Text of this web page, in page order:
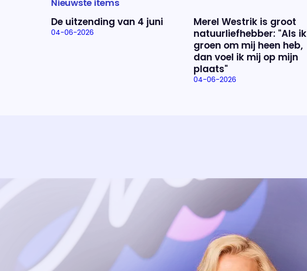
Nieuwste items
De uitzending van 4 juni
04-06-2026
Merel Westrik is groot
natuurliefhebber: "Als ik
groen om mij heen heb,
dan voel ik mij op mijn
plaats"
04-06-2026